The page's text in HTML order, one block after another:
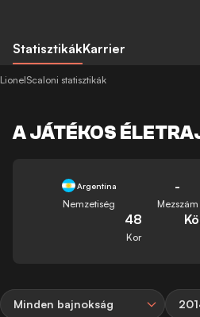
StatisztikákKarrier
LionelScaloni statisztikák
A JÁTÉKOS
Argentína
Nemzetiség
-
Mezszám
48
Kor
Minden bajnokság